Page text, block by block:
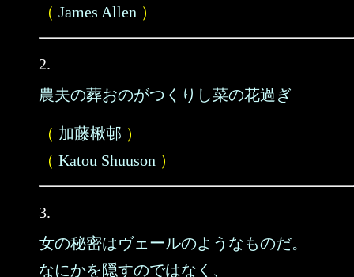
（ James Allen ）
2.
農夫の葬おのがつくりし菜の花過ぎ
（ 加藤楸邨 ）
（ Katou Shuuson ）
3.
女の秘密はヴェールのようなものだ。
なにかを隠すのではなく、